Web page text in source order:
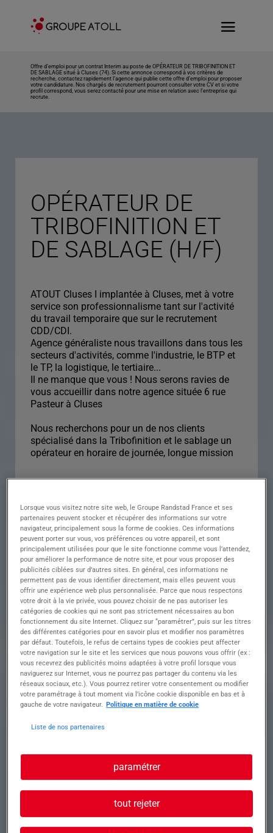
Offre d’emploi pour un contrat Interim au poste de OPÉRATEUR DE TRIBOFINITION ET
DE SABLAGE situé à Cluses (74). Si cette annonce correspond à vos critères de
recherche, contactez rapidement l’agence qui publie cette offre d’emploi pour proposer
votre candidature. Nos chargés de recrutement pourront consulter votre CV et si votre
profil correspond, vous serez contacté pour une mise en relation avec l’entreprise qui
recrute.
OPÉRATEUR DE
TRIBOFINITION ET
DE SABLAGE (H/F)
ATOUT Cluses I implantée à Cluses, met à votre
service son professionnalisme tant sur l'activité
du travail temporaire que sur le recrutement
CDD/CDI.
Agence généraliste nous travaillons dans tous les
secteurs d'activités, comme l'industrie, le BTP et
le TP, la logistique, le tertiaire...
Il ne manque que vous ! Nous serons ravies de
vous accueillir dans notre agence située 6 rue
Pasteur à Cluses
Nous recherchons pour un de nos clients
spécialisé dans la Tribofinition et le sablage un
opérateur en horaire de journée, longue mission
OPÉRATEUR DE
TRIBOFINITION ET
DE SABLAGE
Descriptif du poste : Votre mission :
• Chargement des machines de pièces et de
consommables selon la gamme
• Effectue le lancement de la série, en fonction
des paramètres définis dans la gamme
• Traçabilité des pièces en cours de traitement
• Vide les machines et tamise les pièces
• Effectue le sablage manuel et conditionne les
pièces
• Entretien de son poste de travail et des locaux
Profil recherché
Lorsque vous visitez notre site web, le Groupe Randstad France et ses
partenaires peuvent stocker et récupérer des informations sur votre
navigateur, principalement sous la forme de cookies. Ces informations
peuvent porter sur vous, vos préférences ou votre appareil, et sont
principalement utilisées pour que le site fonctionne comme vous l’attendez,
pour améliorer la performance de notre site, et pour vous proposer des
publicités ciblées sur d’autres sites. En général, ces informations ne
permettent pas de vous identifier directement, mais elles peuvent vous
offrir une expérience web plus personnalisée. Parce que nous respectons
votre droit à la vie privée, vous pouvez choisir de ne pas autoriser les
catégories de cookies qui ne sont pas strictement nécessaires au bon
fonctionnement du site Internet. Cliquez sur “paramétrer”, puis sur les titres
des différentes catégories pour en savoir plus et modifier nos paramètres
par défaut. Toutefois, le refus de certains types de cookies peut affecter
votre navigation sur le site et les services que nous pouvons vous offrir (ex :
vous recevrez des publicités moins adaptées à votre profil lorsque vous
naviguerez sur Internet, vous ne pourrez pas partager du contenu via les
réseaux sociaux, etc.). Vous pourrez retirer votre consentement ou modifier
votre paramétrage à tout moment via l’icône cookie disponible en bas et à
gauche de votre navigateur. Politique en matière de cookie
Liste de nos partenaires
paramétrer
tout rejeter